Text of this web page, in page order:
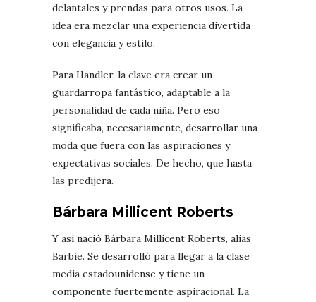
delantales y prendas para otros usos. La
idea era mezclar una experiencia divertida
con elegancia y estilo.
Para Handler, la clave era crear un
guardarropa fantástico, adaptable a la
personalidad de cada niña. Pero eso
significaba, necesariamente, desarrollar una
moda que fuera con las aspiraciones y
expectativas sociales. De hecho, que hasta
las predijera.
Bárbara Millicent Roberts
Y así nació Bárbara Millicent Roberts, alias
Barbie. Se desarrolló para llegar a la clase
media estadounidense y tiene un
componente fuertemente aspiracional. La